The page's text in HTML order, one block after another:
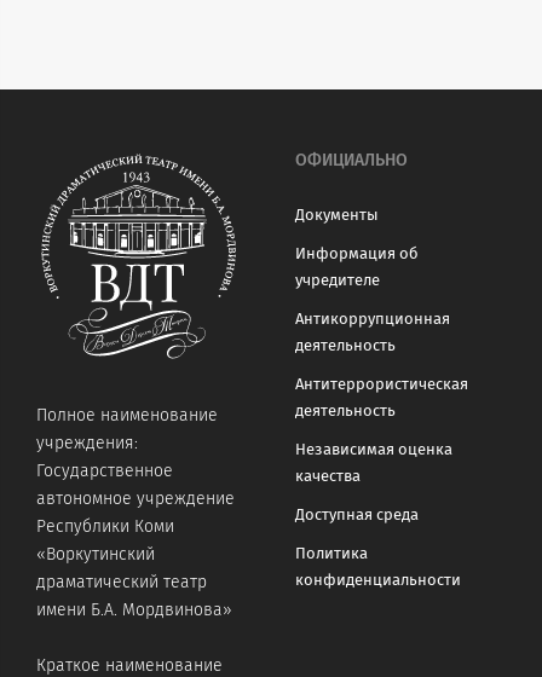
Полное наименование
учреждения:
Государственное
автономное учреждение
Республики Коми
«Воркутинский
драматический театр
имени Б.А. Мордвинова»
Краткое наименование
ОФИЦИАЛЬНО
Документы
Информация об
учредителе
Антикоррупционная
деятельность
Антитеррористическая
деятельность
Независимая оценка
качества
Доступная среда
Политика
конфиденциальности